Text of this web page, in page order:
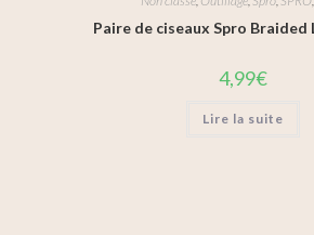
Paire de ciseaux Spro Braided
4,99€
Lire la suite